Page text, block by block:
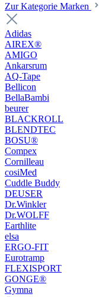
Zur Kategorie Marken
Adidas
AIREX®
AMIGO
Ankarsrum
AQ-Tape
Bellicon
BellaBambi
beurer
BLACKROLL
BLENDTEC
BOSU®
Compex
Cornilleau
cosiMed
Cuddle Buddy
DEUSER
Dr.Winkler
Dr.WOLFF
Earthlite
elsa
ERGO-FIT
Eurotramp
FLEXISPORT
GONGE®
Gymna